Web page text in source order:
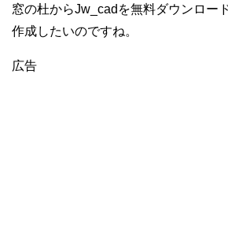
窓の杜からJw_cadを無料ダウンロー
作成したいのですね。
広告